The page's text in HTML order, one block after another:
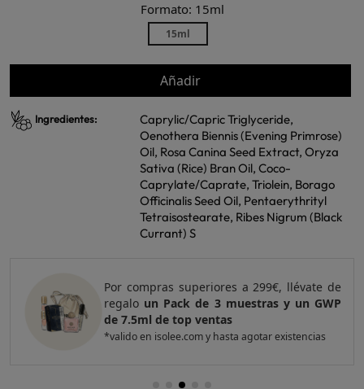
Formato: 15ml
15ml
Añadir
Ingredientes:
Caprylic/Capric Triglyceride,
Oenothera Biennis (Evening Primrose)
Oil, Rosa Canina Seed Extract, Oryza
Sativa (Rice) Bran Oil, Coco-
Caprylate/Caprate, Triolein, Borago
Officinalis Seed Oil, Pentaerythrityl
Tetraisostearate, Ribes Nigrum (Black
Currant) S
Por compras superiores a 299€, llévate de
regalo un Pack de 3 muestras y un GWP
de 7.5ml de top ventas
*valido en isolee.com y hasta agotar existencias